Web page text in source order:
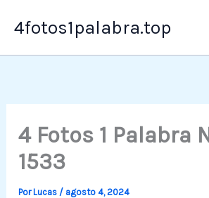
4fotos1palabra.top
4 Fotos 1 Palabra
1533
PorLucas / agosto 4, 2024